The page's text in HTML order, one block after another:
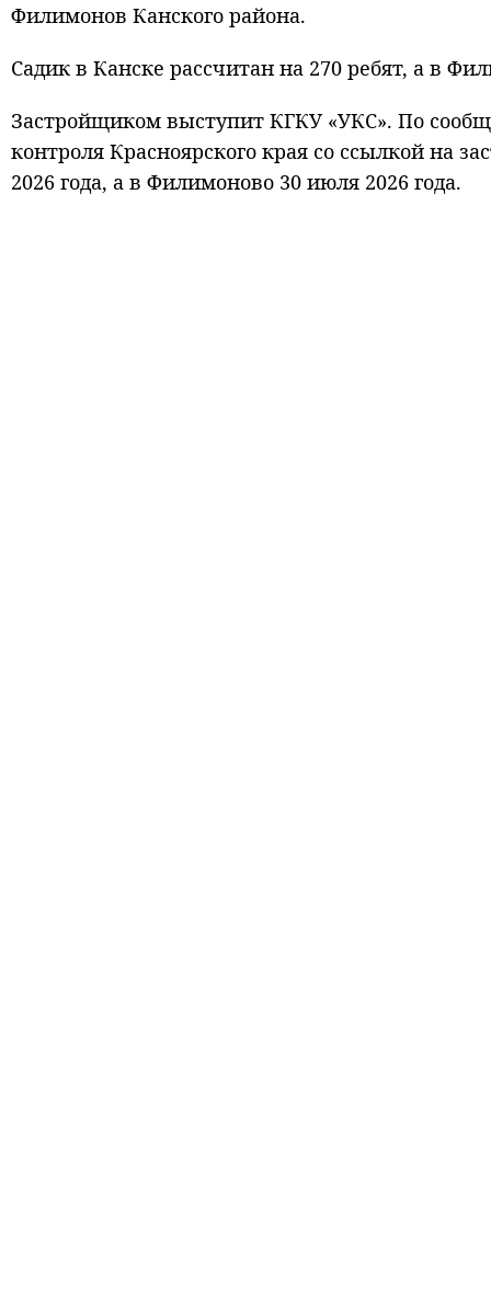
Филимонов Канского района.
Садик в Канске рассчитан на 270 ребят, а в
Застройщиком выступит КГКУ «УКС». По
контроля Красноярского края со ссылкой на
2026 года, а в Филимоново 30 июля 2026 года.